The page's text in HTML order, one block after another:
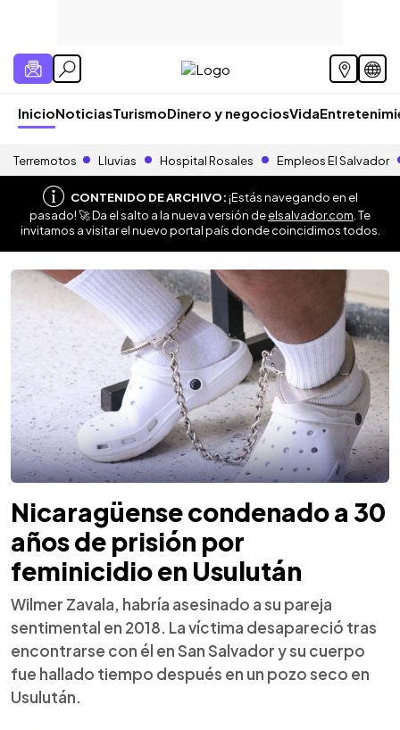
InicioNoticiasTurismoDinero y negociosVida
Terremotos Lluvias Hospital Rosales Empleos El Salvador
CONTENIDO DE ARCHIVO:¡Estás navegando en el
pasado! 🚀 Da el salto a la nueva versión deelsalvador.com . Te
invitamos a visitar el nuevo portal país donde coincidimos todos.
Nicaragüense condenado a 30
años de prisión por
feminicidio en Usulután
Wilmer Zavala, habría asesinado a su pareja
sentimental en 2018. La víctima desapareció tras
encontrarse con él en San Salvador y su cuerpo
fue hallado tiempo después en un pozo seco en
Usulután.